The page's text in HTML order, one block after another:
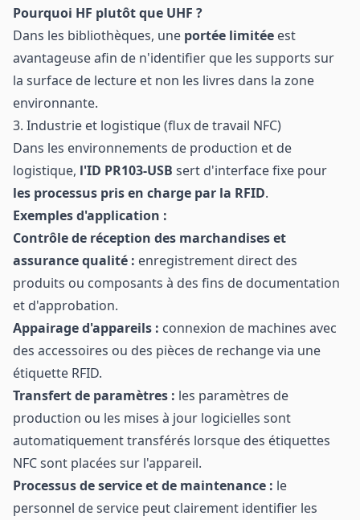
Pourquoi HF plutôt que UHF ?
Dans les bibliothèques, une portée limitée est
avantageuse afin de n'identifier que les supports sur
la surface de lecture et non les livres dans la zone
environnante.
3. Industrie et logistique (flux de travail NFC)
Dans les environnements de production et de
logistique, l'ID PR103-USB sert d'interface fixe pour
les processus pris en charge par la RFID.
Exemples d'application :
Contrôle de réception des marchandises et
assurance qualité : enregistrement direct des
produits ou composants à des fins de documentation
et d'approbation.
Appairage d'appareils : connexion de machines avec
des accessoires ou des pièces de rechange via une
étiquette RFID.
Transfert de paramètres : les paramètres de
production ou les mises à jour logicielles sont
automatiquement transférés lorsque des étiquettes
NFC sont placées sur l'appareil.
Processus de service et de maintenance : le
personnel de service peut clairement identifier les